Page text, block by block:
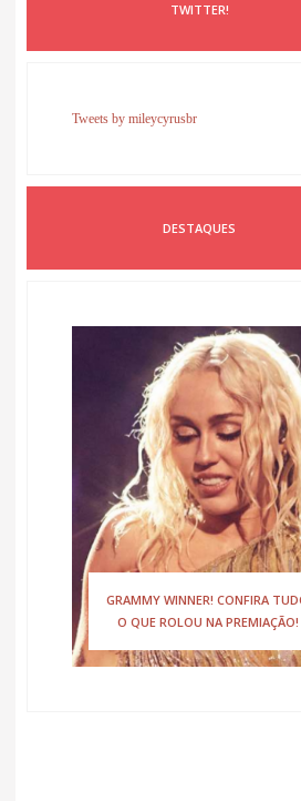
TWITTER!
Tweets by mileycyrusbr
DESTAQUES
GRAMMY WINNER! CONFIRA
O QUE ROLOU NA PREMIAÇÃO!